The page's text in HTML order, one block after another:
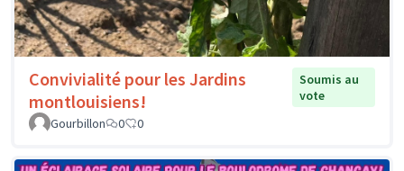
Convivialité pour les Jardins
montlouisiens!
Soumis au
vote
Gourbillon
0 0